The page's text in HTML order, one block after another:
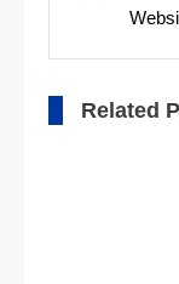
Related